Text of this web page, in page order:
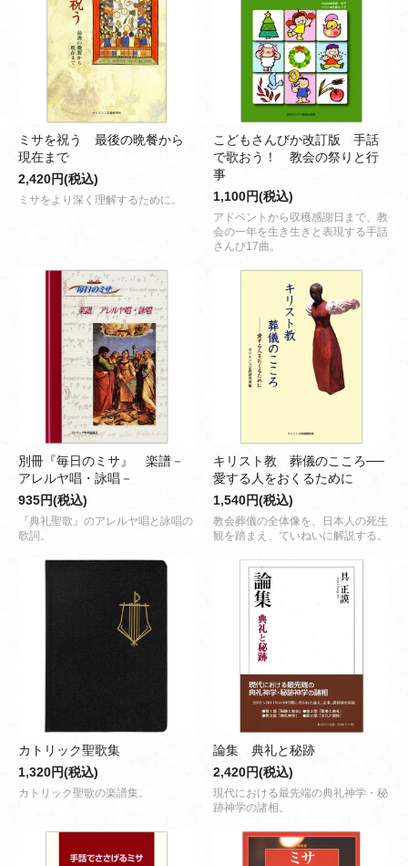
ミサを祝う 最後の晩餐から
現在まで
2,420円(税込)
ミサをより深く理解するために。
こどもさんびか改訂版 手話
で歌おう！ 教会の祭りと行
事
1,100円(税込)
アドベントから収穫感謝日まで、教
会の一年を生き生きと表現する手話
さんび17曲。
別冊『毎日のミサ』 楽譜－
アレルヤ唱・詠唱－
935円(税込)
『典礼聖歌』のアレルヤ唱と詠唱の
歌詞。
キリスト教 葬儀のこころ──
愛する人をおくるために
1,540円(税込)
教会葬儀の全体像を、日本人の死生
観を踏まえ、ていねいに解説する。
カトリック聖歌集
1,320円(税込)
カトリック聖歌の楽譜集。
論集 典礼と秘跡
2,420円(税込)
現代における最先端の典礼神学・秘
跡神学の諸相。